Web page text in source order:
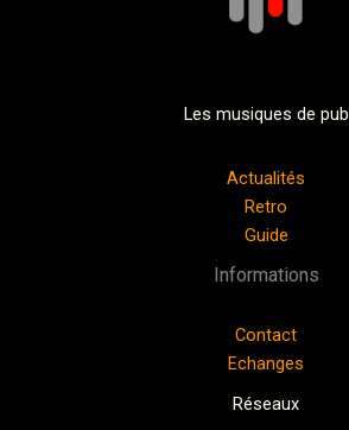
Les musiques de pub
Actualités
Retro
Guide
Informations
Contact
Echanges
Réseaux